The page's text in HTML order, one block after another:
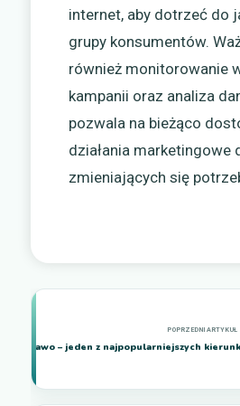
internet, aby dotrzeć do
grupy konsumentów.
również monitorowanie
kampanii oraz analiza
pozwala na bieżąco
działania marketingowe
zmieniających się
Prawo – jeden z najpopularniejszych